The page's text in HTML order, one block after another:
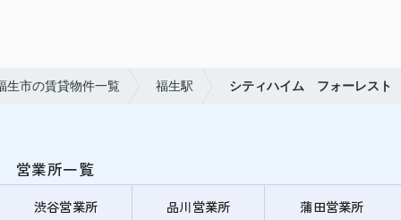
生市の賃貸物件一覧 福生駅 シティハイム フォーレスト
営業所一覧
渋谷営業所 品川営業所 蒲田営業所